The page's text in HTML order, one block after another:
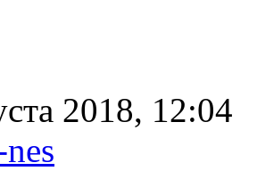
2018, 12:04